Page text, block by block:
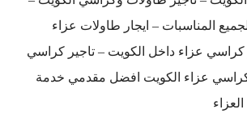
المناسبات – ايجار طاولات عزاء
كراسي عزاء داخل الكويت – تاجير كراسي
كراسي عزاء الكويت افضل مقدمي خدمة